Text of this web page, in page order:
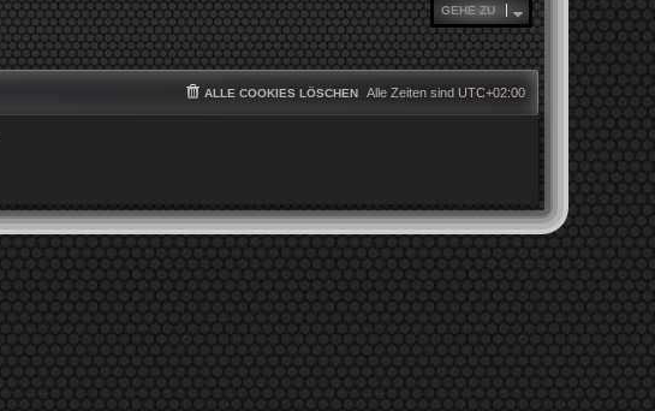
GEHE ZU
Alle Zeiten sind UTC+02:00
ALLE COOKIES LÖSCHEN